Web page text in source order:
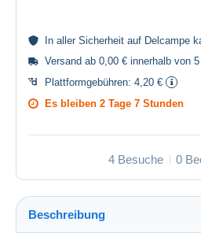
In aller Sicherheit auf Delcampe
Versand ab 0,00 € innerhalb von
Plattformgebühren: 4,20 €
Es bleiben 2 Tage 7 Stunden
4 Besuche 0
Beschreibung